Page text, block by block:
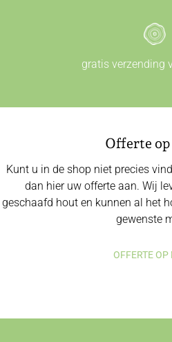
gratis verzending
Offerte op
Kunt u in de shop niet precies
dan hier uw offerte aan. Wij
geschaafd hout en kunnen al het
gewenste
OFFERTE OP